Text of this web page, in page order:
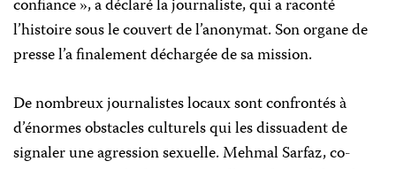
confiance », a déclaré la journaliste, qui a raconté
l’histoire sous le couvert de l’anonymat. Son organe de
presse l’a finalement déchargée de sa mission.
De nombreux journalistes locaux sont confrontés à
d’énormes obstacles culturels qui les dissuadent de
signaler une agression sexuelle. Mehmal Sarfaz, co-